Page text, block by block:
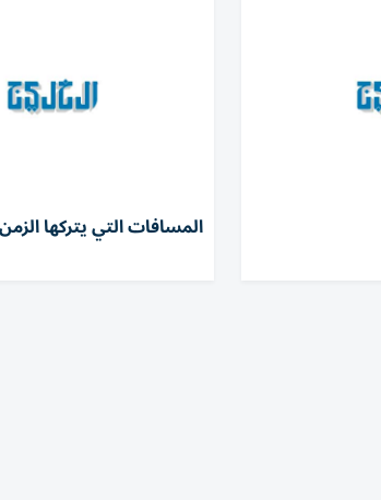
المسافات التي يتركها الزمن